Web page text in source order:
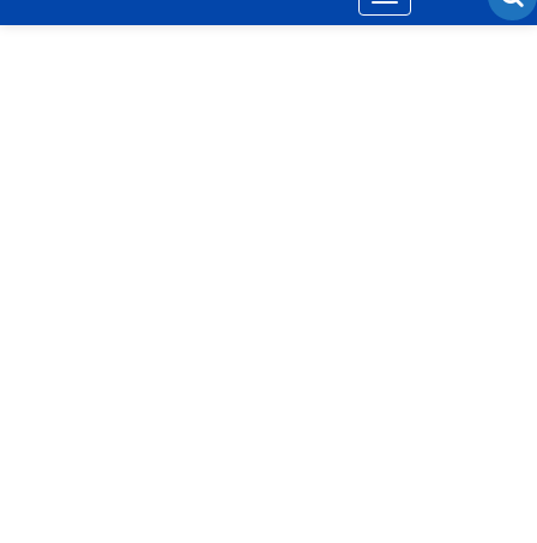
navigation